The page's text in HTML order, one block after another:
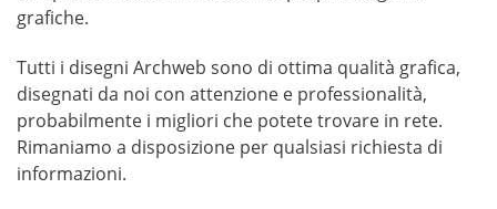
grafiche.
Tutti i disegni Archweb sono di ottima qualità grafica,
disegnati da noi con attenzione e professionalità,
probabilmente i migliori che potete trovare in rete.
Rimaniamo a disposizione per qualsiasi richiesta di
informazioni.